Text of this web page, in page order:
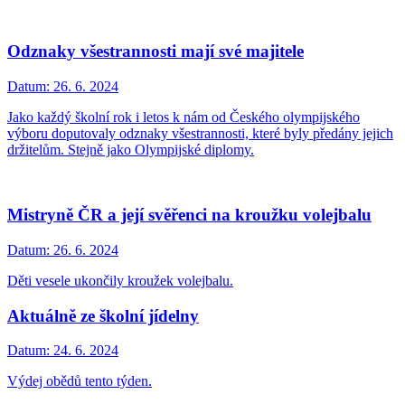
Odznaky všestrannosti mají své majitele
Datum: 26. 6. 2024
Jako každý školní rok i letos k nám od Českého olympijského
výboru doputovaly odznaky všestrannosti, které byly předány jejich
držitelům. Stejně jako Olympijské diplomy.
Mistryně ČR a její svěřenci na kroužku volejbalu
Datum: 26. 6. 2024
Děti vesele ukončily kroužek volejbalu.
Aktuálně ze školní jídelny
Datum: 24. 6. 2024
Výdej obědů tento týden.